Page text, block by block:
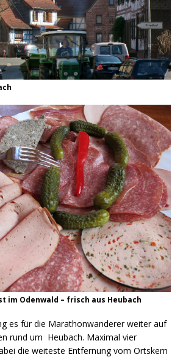
im Odenwald – frisch aus Heubach
es für die Marathonwanderer weiter auf
rund um Heubach. Maximal vier
die weiteste Entfernung vom Ortskern